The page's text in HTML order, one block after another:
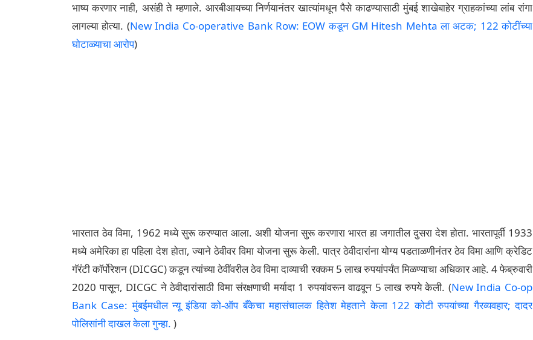
भाष्य करणार नाही, असंही ते म्हणाले. आरबीआयच्या निर्णयानंतर खात्यांमधून पैसे काढण्यासाठी मुंबई शाखेबाहेर ग्राहकांच्या लांब रांगा
लागल्या होत्या. (New India Co-operative Bank Row: EOW कडून GM Hitesh Mehta ला अटक; 122 कोटींच्या
घोटाळ्याचा आरोप)
भारतात ठेव विमा, 1962 मध्ये सुरू करण्यात आला. अशी योजना सुरू करणारा भारत हा जगातील दुसरा देश होता. भारतापूर्वी 1933
मध्ये अमेरिका हा पहिला देश होता, ज्याने ठेवीवर विमा योजना सुरू केली. पात्र ठेवीदारांना योग्य पडताळणीनंतर ठेव विमा आणि क्रेडिट
गॅरंटी कॉर्पोरेशन (DICGC) कडून त्यांच्या ठेवींवरील ठेव विमा दाव्याची रक्कम 5 लाख रुपयांपर्यंत मिळण्याचा अधिकार आहे. 4 फेब्रुवारी
2020 पासून, DICGC ने ठेवीदारांसाठी विमा संरक्षणाची मर्यादा 1 रुपयांवरून वाढवून 5 लाख रुपये केली. (New India Co-op
Bank Case: मुंबईमधील न्यू इंडिया को-ऑप बँकेचा महासंचालक हितेश मेहताने केला 122 कोटी रुपयांच्या गैरव्यवहार; दादर
पोलिसांनी दाखल केला गुन्हा. )